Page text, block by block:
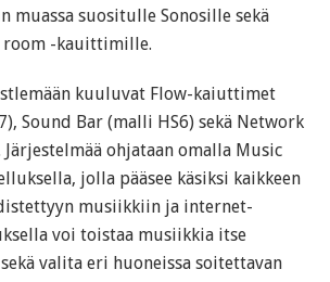
muassa suositulle Sonosille sekä
room -kauittimille.
kuuluvat Flow-kaiuttimet
Sound Bar (malli HS6) sekä Network
Järjestelmää ohjataan omalla Music
jolla pääsee käsiksi kaikkeen
musiikkiin ja internet-
voi toistaa musiikkia itse
valita eri huoneissa soitettavan